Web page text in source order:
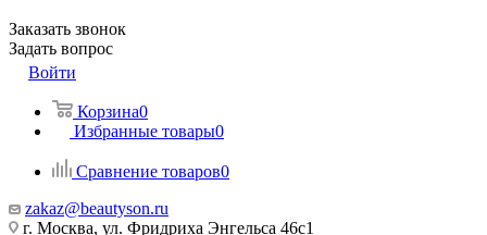
Заказать звонок
Задать вопрос
Войти
Корзина0
Избранные товары0
Сравнение товаров0
zakaz@beautyson.ru
г. Москва, ул. Фридриха Энгельса 46с1